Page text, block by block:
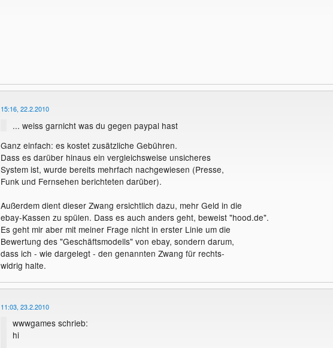
15:16, 22.2.2010
... weiss garnicht was du gegen paypal hast
Ganz einfach: es kostet zusätzliche Gebühren.
Dass es darüber hinaus ein vergleichsweise unsicheres
System ist, wurde bereits mehrfach nachgewiesen (Presse,
Funk und Fernsehen berichteten darüber).
Außerdem dient dieser Zwang ersichtlich dazu, mehr Geld in die
ebay-Kassen zu spülen. Dass es auch anders geht, beweist "hood.de".
Es geht mir aber mit meiner Frage nicht in erster Linie um die
Bewertung des "Geschäftsmodells" von ebay, sondern darum,
dass ich - wie dargelegt - den genannten Zwang für rechts-
widrig halte.
11:03, 23.2.2010
wwwgames schrieb:
hi